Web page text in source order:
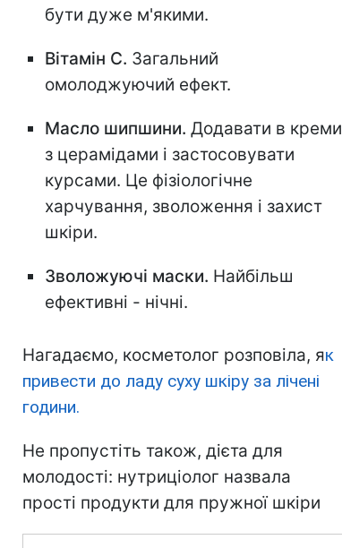
бути дуже м'якими.
Вітамін С. Загальний
омолоджуючий ефект.
Масло шипшини. Додавати в креми
з церамідами і застосовувати
курсами. Це фізіологічне
харчування, зволоження і захист
шкіри.
Зволожуючі маски. Найбільш
ефективні - нічні.⠀
Нагадаємо, косметолог розповіла, як
привести до ладу суху шкіру за лічені
години.
Не пропустіть також, дієта для
молодості: нутриціолог назвала
прості продукти для пружної шкіри